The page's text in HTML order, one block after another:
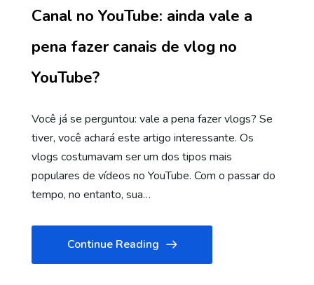
Canal no YouTube: ainda vale a
pena fazer canais de vlog no
YouTube?
Você já se perguntou: vale a pena fazer vlogs? Se
tiver, você achará este artigo interessante. Os
vlogs costumavam ser um dos tipos mais
populares de vídeos no YouTube. Com o passar do
tempo, no entanto, sua…
Continue Reading